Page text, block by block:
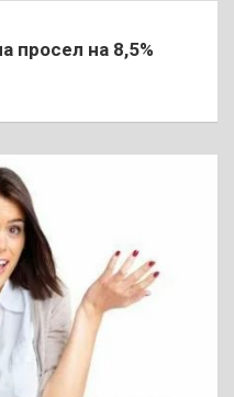
просел на 8,5%